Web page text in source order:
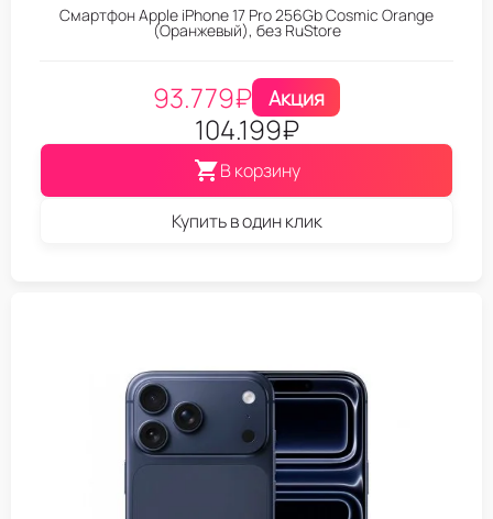
Смартфон Apple iPhone 17 Pro 256Gb Cosmic Orange
(Оранжевый), без RuStore
93.779₽ Акция
104.199₽
В корзину
Купить в один клик